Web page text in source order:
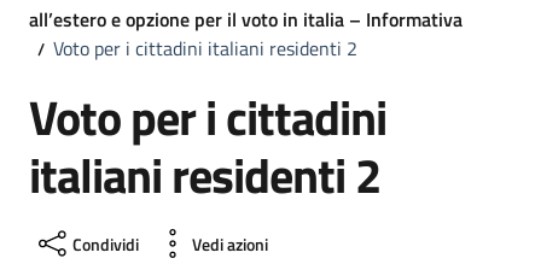
all’estero e opzione per il voto in italia – Informativa
Voto per i cittadini italiani residenti 2
Voto per i cittadini
italiani residenti 2
Condividi Vedi azioni